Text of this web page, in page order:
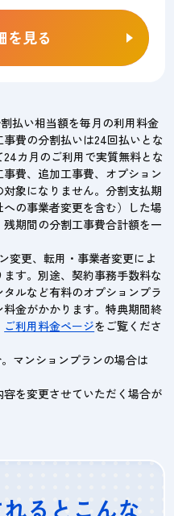
を見る
払い相当額を毎月の利用料金
費の分割払いは24回払いとな
カ月のご利用で実質無料とな
費、追加工事費、オプション
象になりません。分割支払期
の事業者変更を含む）した場
期間の分割工事費合計額を一
変更、転用・事業者変更によ
す。別途、契約事務手数料な
ルなど有料のオプションプラ
金がかかります。特典期間終
ご利用料金ページをご覧くださ
マンションプランの場合は
を変更させていただく場合が
るとこんな